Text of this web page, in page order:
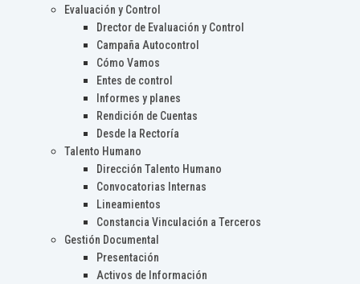
Evaluación y Control
Drector de Evaluación y Control
Campaña Autocontrol
Cómo Vamos
Entes de control
Informes y planes
Rendición de Cuentas
Desde la Rectoría
Talento Humano
Dirección Talento Humano
Convocatorias Internas
Lineamientos
Constancia Vinculación a Terceros
Gestión Documental
Presentación
Activos de Información